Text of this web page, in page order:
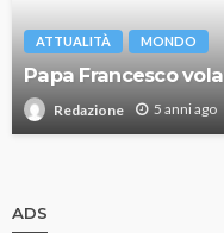
ATTUALITÀ MONDO
Papa Francesco
Redazione 5 anni ago
ADS